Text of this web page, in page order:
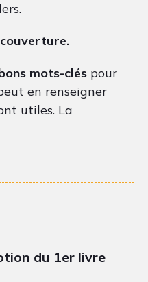
mots-clés pour
en renseigner
utiles. La
du 1er livre